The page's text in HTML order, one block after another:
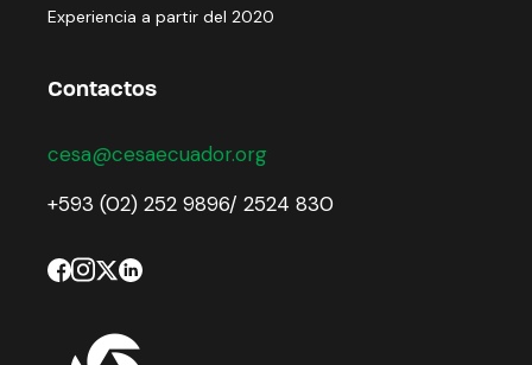
Experiencia a partir del 2020
Contactos
cesa@cesaecuador.org
+593 (02) 252 9896/ 2524 830